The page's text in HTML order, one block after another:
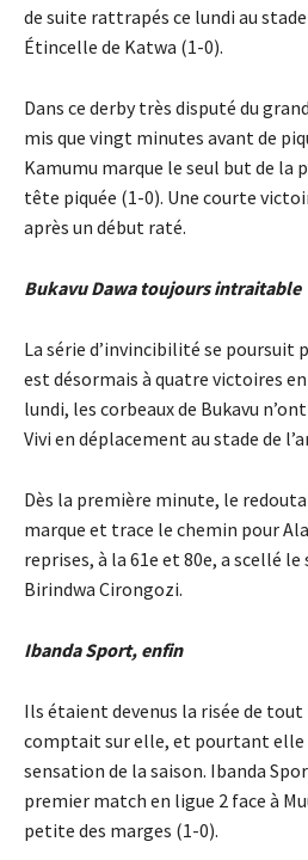
de suite rattrapés ce lundi au stade
Étincelle de Katwa (1-0).
Dans ce derby très disputé du
mis que vingt minutes avant de
Kamumu marque le seul but de la
tête piquée (1-0). Une courte
après un début raté.
Bukavu Dawa toujours intraitable
La série d’invincibilité se poursuit
est désormais à quatre victoires
lundi, les corbeaux de Bukavu
Vivi en déplacement au stade de
Dès la première minute, le
marque et trace le chemin pour
reprises, à la 61e et 80e, a scellé le
Birindwa Cirongozi.
Ibanda Sport, enfin
Ils étaient devenus la risée de
comptait sur elle, et pourtant elle
sensation de la saison. Ibanda
premier match en ligue 2 face à
petite des marges (1-0).